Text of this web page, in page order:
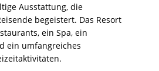
Ausstattung, die
begeistert. Das Resort
ein Spa, ein
ein umfangreiches